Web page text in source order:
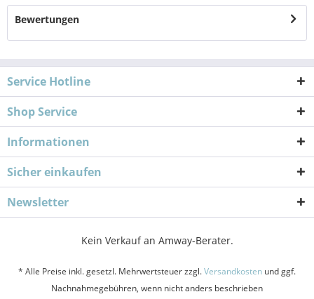
Bewertungen
Service Hotline
Shop Service
Informationen
Sicher einkaufen
Newsletter
Kein Verkauf an Amway-Berater.
* Alle Preise inkl. gesetzl. Mehrwertsteuer zzgl.Versandkosten und ggf.
Nachnahmegebühren, wenn nicht anders beschrieben